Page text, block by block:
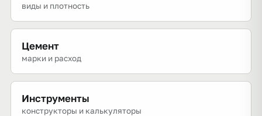
виды и плотность
Цемент
марки и расход
Инструменты
конструкторы и калькуляторы